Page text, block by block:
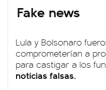
Fake news
Lula y Bolsonaro
comprometerían a
para castigar a los
noticias falsas.